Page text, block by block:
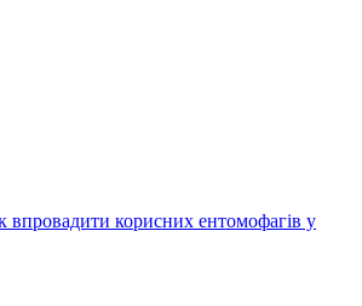
впровадити корисних ентомофагів у